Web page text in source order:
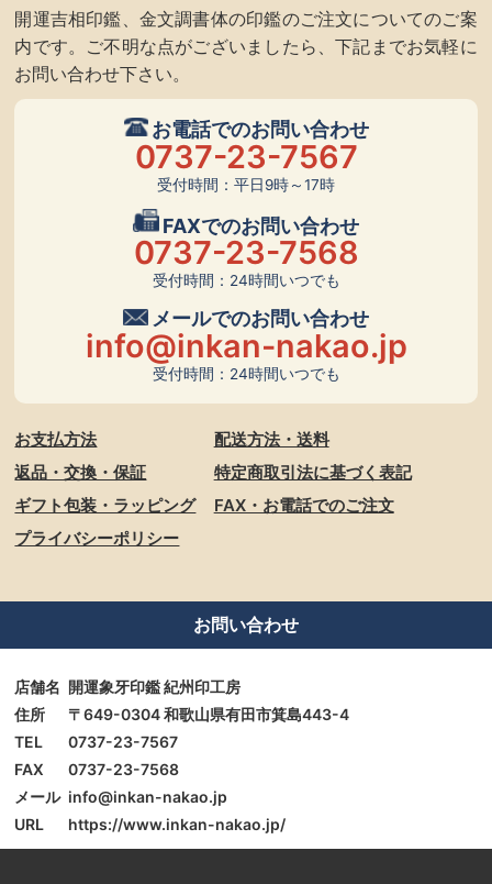
開運吉相印鑑、金文調書体の印鑑のご注文についてのご案
内です。ご不明な点がございましたら、下記までお気軽に
お問い合わせ下さい。
お電話でのお問い合わせ
0737-23-7567
受付時間：平日9時～17時
FAXでのお問い合わせ
0737-23-7568
受付時間：24時間いつでも
メールでのお問い合わせ
info@inkan-nakao.jp
受付時間：24時間いつでも
お支払方法
配送方法・送料
返品・交換・保証
特定商取引法に基づく表記
ギフト包装・ラッピング
FAX・お電話でのご注文
プライバシーポリシー
お問い合わせ
店舗名 開運象牙印鑑 紀州印工房
住所
〒649-0304 和歌山県有田市箕島443-4
TEL
0737-23-7567
FAX
0737-23-7568
メール info@inkan-nakao.jp
URL
https://www.inkan-nakao.jp/